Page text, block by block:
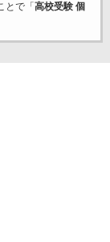
とで「 高校受験 個